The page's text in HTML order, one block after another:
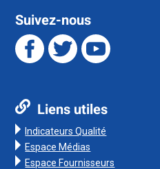
Suivez-nous
Liens utiles
Indicateurs Qualité
Espace Médias
Espace Fournisseurs